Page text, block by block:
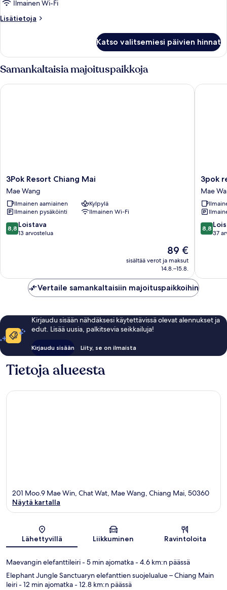
Air
kuvat
Ilmainen Wi-Fi
Lisätietoja
Lisätietoja
Katso valitsemiesi päivien hinnat
Samankaltaisia majoituspaikkoja
3Pok
Resort
Chiang
Mai
Mae
Wang
3Pok Resort Chiang Mai
Mae Wang
Ilmainen aamiainen
Kylpylä
Ilmainen pysäköinti
Ilmainen Wi-Fi
8.8
kautta
8,8 Loistava
13 arvostelua
Hinta
89 €
89 €
sisältää verot ja maksut
14.8.–15.8.
3Pok Resort Chiang Mai
3pok
resort
jinxing
Mae
Wang
3pok
Mae
8.8
kautta
8,8
37
3pok
Vertaile samankaltaisiin majoituspaikkoihin
Kirjaudu sisään nähdäksesi käytettävissä olevat alennukset ja
edut. Lisää uusia, palkitsevia seikkailuja!
Kirjaudu sisään Liity, se on ilmaista
Tietoja alueesta
Kartta
201 Moo.9 Mae Win, Chat Wat, Mae Wang, Chiang Mai, 50360
Näytä kartalla
Lähettyvillä Liikkuminen Ravintoloita
Maevangin elefanttileiri- 5 min ajomatka- 4.6 km:n päässä
Elephant Jungle Sanctuaryn elefanttien suojelualue – Chiang Main
leiri- 12 min ajomatka- 12.8 km:n päässä